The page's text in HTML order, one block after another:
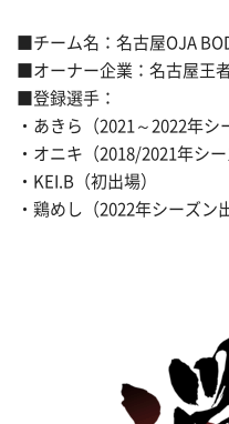
■チーム名：名古屋OJA
■オーナー企業：名古屋王
■登録選手：
・あきら（2021～2022年シ
・オニキ（2018/2021年シー
・KEI.B（初出場）
・鶏めし（2022年シーズン